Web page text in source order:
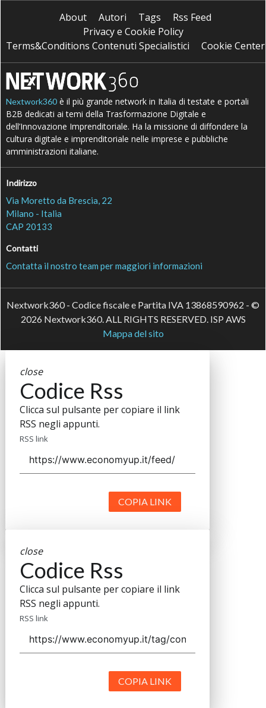
About Autori Tags
Rss Feed
Privacy e Cookie Policy
Terms&Conditions Contenuti Specialistici
Cookie Center
Nextwork360 è il più grande network in Italia di testate e portali
B2B dedicati ai temi della Trasformazione Digitale e
dell’Innovazione Imprenditoriale. Ha la missione di diffondere la
cultura digitale e imprenditoriale nelle imprese e pubbliche
amministrazioni italiane.
Indirizzo
Via Moretto da Brescia, 22
Milano - Italia
CAP 20133
Contatti
Contatta il nostro team per maggiori informazioni
Nextwork360 - Codice fiscale e Partita IVA 13868590962 - ©
2026 Nextwork360. ALL RIGHTS RESERVED. ISP AWS
Mappa del sito
close
Codice Rss
Clicca sul pulsante per copiare il link
RSS negli appunti.
RSS link
COPIA LINK
close
Codice Rss
Clicca sul pulsante per copiare il link
RSS negli appunti.
RSS link
COPIA LINK